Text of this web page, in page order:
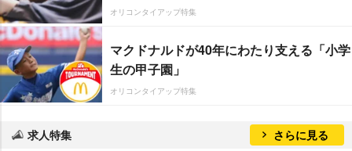
オリコンタイアップ特集
マクドナルドが40年にわたり支える「小学
生の甲子園」
オリコンタイアップ特集
求人特集 さらに見る